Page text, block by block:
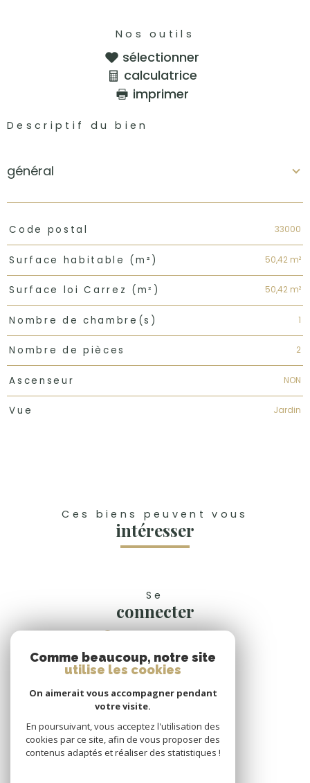
Nos outils
sélectionner
calculatrice
imprimer
Descriptif du bien
général
TRAD_PAMPERO_Caracteristique
Code postal 33000
Surface habitable (m²) 50,42 m²
Surface loi Carrez (m²) 50,42 m²
Nombre de chambre(s) 1
Nombre de pièces 2
Ascenseur NON
Vue Jardin
Ces biens peuvent vous
intéresser
Se
connecter
Nous
Nous
adhérons
Comme beaucoup, notre site
utilise les cookies
On aimerait vous accompagner pendant
votre visite.
En poursuivant, vous acceptez l'utilisation des
cookies par ce site, afin de vous proposer des
contenus adaptés et réaliser des statistiques !